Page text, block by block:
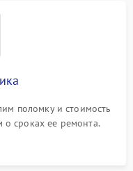
поломку и стоимость
сроках ее ремонта.